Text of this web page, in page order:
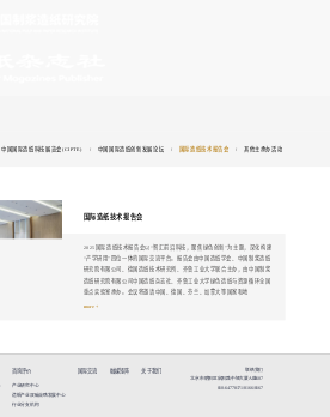
中国国际造纸科技展览会(CIPTE) / 中国国际造纸创新发展论坛 / 国际造纸技术报告会 / 其他主承办活动
国际造纸技术报告会
2025国际造纸技术报告会以“智汇前沿科技，聚焦绿色创新”为主题，深化构建
“产学研用”四位一体的国际交流平台。报告会由中国造纸学会、中国制浆造纸
研究院有限公司、德国造纸技术研究所、齐鲁工业大学联合主办，由中国制浆
造纸研究院有限公司中国造纸杂志社、齐鲁工业大学绿色造纸与资源循环全国
重点实验室承办。会议将邀请中国、德国、芬兰、加拿大等国家和地
more +
咨询评价
产业研究中心
造纸产业双碳战略发展中心
行业分支机构
国际交流 融媒矩阵 关于我们 联络我们
北京市朝阳区启阳路中轻大厦A座607
010-64778171/8166/8167